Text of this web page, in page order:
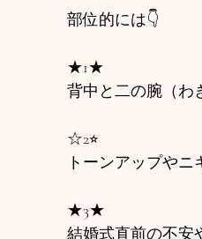
部位的には👇
★1★
背中と二の腕（わ
☆2⭐︎
トーンアップや
★3★
結婚式直前の不安